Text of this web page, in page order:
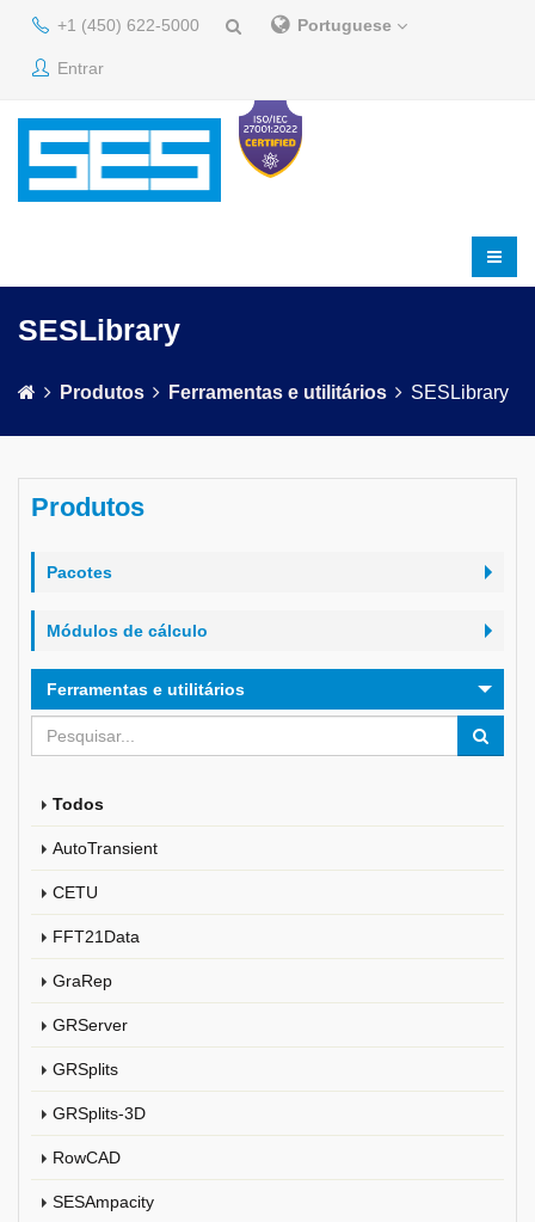
+1 (450) 622-5000 Portuguese
Entrar
SESLibrary
Produtos Ferramentas e utilitários SESLibrary
Produtos
Pacotes
Módulos de cálculo
Ferramentas e utilitários
Todos
AutoTransient
CETU
FFT21Data
GraRep
GRServer
GRSplits
GRSplits-3D
RowCAD
SESAmpacity